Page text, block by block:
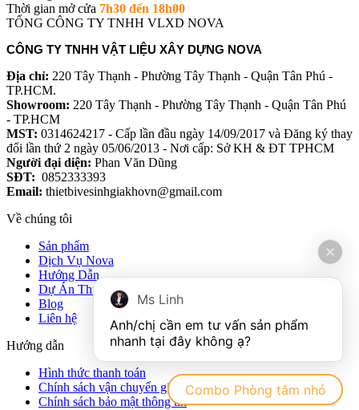
Thời gian mở cửa 7h30 đến 18h00
TỔNG CÔNG TY TNHH VLXD NOVA
CÔNG TY TNHH VẬT LIỆU XÂY DỰNG NOVA
Địa chỉ: 220 Tây Thạnh - Phường Tây Thạnh - Quận Tân Phú -
TP.HCM.
Showroom: 220 Tây Thạnh - Phường Tây Thạnh - Quận Tân Phú
- TP.HCM
MST: 0314624217 - Cấp lần đầu ngày 14/09/2017 và Đăng ký thay
đổi lần thứ 2 ngày 05/06/2013 - Nơi cấp: Sở KH & ĐT TPHCM
Người đại diện: Phan Văn Dũng
SĐT: 0852333393
Email: thietbivesinhgiakhovn@gmail.com
Về chúng tôi
Sản phẩm
Dịch Vụ Nova
Hướng Dẫn
Dự Án Thực Tế
Blog
Liên hệ
Hướng dẫn
Hình thức thanh toán
Chính sách vận chuyển giao nhận hàng hóa
Chính sách bảo mật thông tin
Ms Linh
Anh/chị cần em tư vấn sản phẩm
Combo Phòng tắm nhỏ